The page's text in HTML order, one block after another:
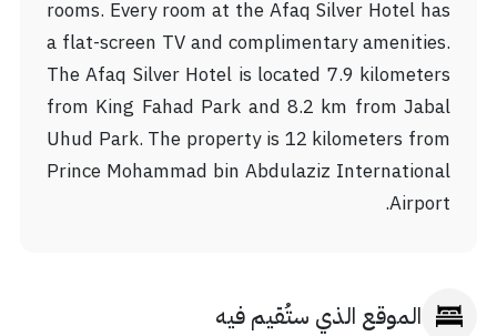
rooms. Every room at the Afaq Silver Hotel has
a flat-screen TV and complimentary amenities.
The Afaq Silver Hotel is located 7.9 kilometers
from King Fahad Park and 8.2 km from Jabal
Uhud Park. The property is 12 kilometers from
Prince Mohammad bin Abdulaziz International
Airport.
الموقع الذي ستُقيم فيه